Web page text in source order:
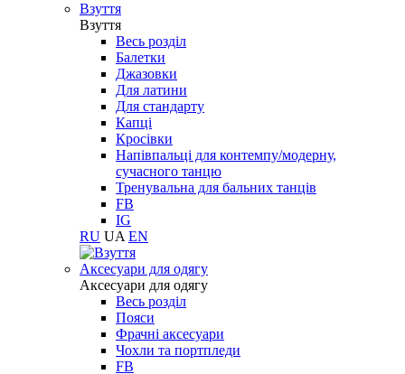
Взуття
Взуття
Весь розділ
Балетки
Джазовки
Для латини
Для стандарту
Капці
Кросівки
Напівпальці для контемпу/модерну,
сучасного танцю
Тренувальна для бальних танців
FB
IG
RU UA EN
Aксесуари для одягу
Aксесуари для одягу
Весь розділ
Пояси
Фрачні аксесуари
Чохли та портпледи
FB